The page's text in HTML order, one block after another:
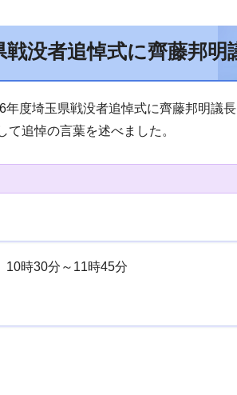
戦没者追悼式に齊藤邦
度埼玉県戦没者追悼式に齊藤邦明議
追悼の言葉を述べました。
10時30分～11時45分